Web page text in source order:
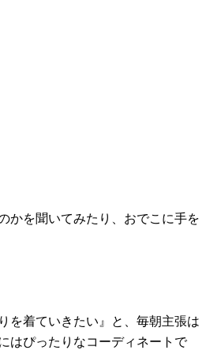
かを聞いてみたり、おでこに手を
を着ていきたい』と、毎朝主張は
はぴったりなコーディネートで